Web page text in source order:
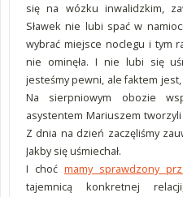
się na wózku inwalidzkim,
Sławek nie lubi spać w
wybrać miejsce noclegu i tym
nie ominęła. I nie lubi się
jesteśmy pewni, ale faktem
Na sierpniowym obozie
asystentem Mariuszem
Z dnia na dzień zaczęliśmy
Jakby się uśmiechał.
I choć mamy sprawdzony
tajemnicą konkretnej